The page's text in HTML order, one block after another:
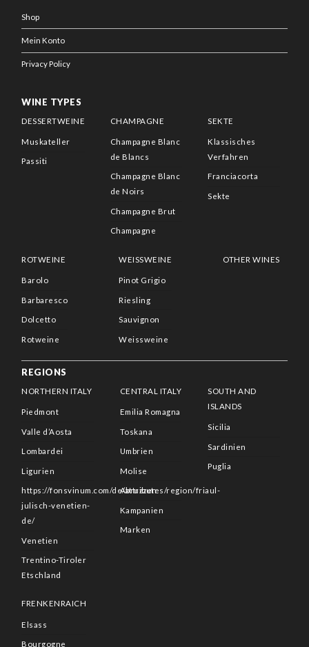
Shop
Mein Konto
Privacy Policy
WINE TYPES
DESSERTWEINE
Muskateller
Passiti
CHAMPAGNE
Champagne Blanc
de Blancs
Champagne Blanc
de Noirs
Champagne Brut
Champagne
SEKTE
Klassisches
Verfahren
Franciacorta
Sekte
ROTWEINE
Barolo
Barbaresco
Dolcetto
Rotweine
WEISSWEINE
Pinot Grigio
Riesling
Sauvignon
Weissweine
OTHER WINES
REGIONS
NORTHERN ITALY
Piedmont
Valle d’Aosta
Lombardei
Ligurien
https://fonsvinum.com/de/attributes/region/friaul-
julisch-venetien-
de/
Venetien
Trentino-Tiroler
Etschland
CENTRAL ITALY
Emilia Romagna
Toskana
Umbrien
Molise
Abruzzen
Kampanien
Marken
SOUTH AND
ISLANDS
Sicilia
Sardinien
Puglia
FRENKENRAICH
Elsass
Bourgogne